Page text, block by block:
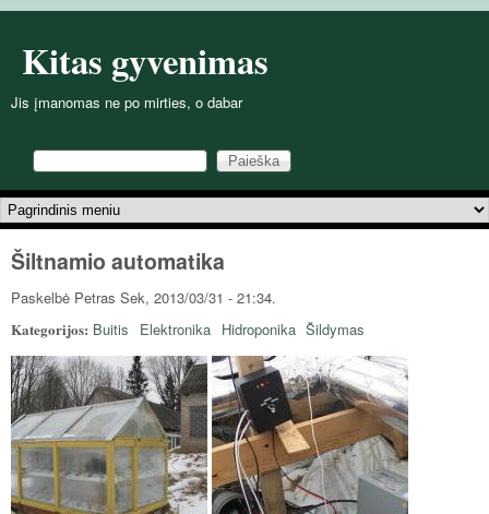
Kitas gyvenimas
Jis įmanomas ne po mirties, o dabar
Paieškos forma
Paieška
Pagrindinis meniu
Šiltnamio automatika
Paskelbė Petras Sek, 2013/03/31 - 21:34.
Kategorijos: Buitis Elektronika Hidroponika Šildymas